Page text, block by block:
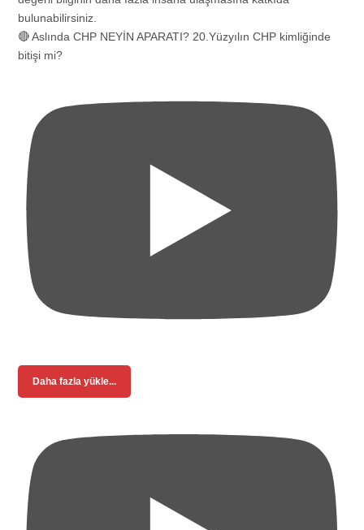
🔴 Aslında CHP NEYİN APARATI? 20.Yüzyılın CHP kimliğinde
bitişi mi?
Daha fazla yükle...